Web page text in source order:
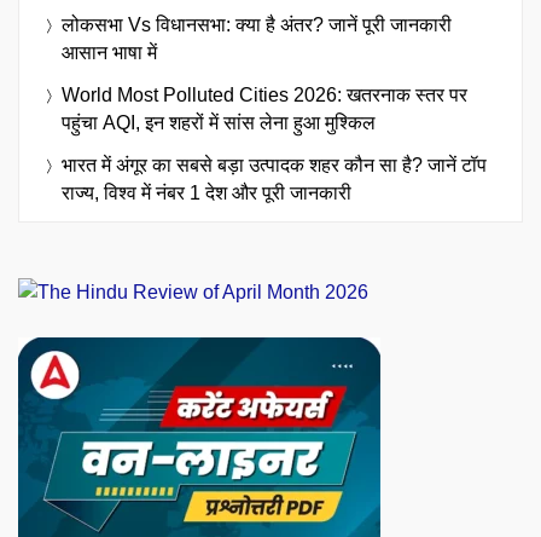
लोकसभा Vs विधानसभा: क्या है अंतर? जानें पूरी जानकारी
आसान भाषा में
World Most Polluted Cities 2026: खतरनाक स्तर पर
पहुंचा AQI, इन शहरों में सांस लेना हुआ मुश्किल
भारत में अंगूर का सबसे बड़ा उत्पादक शहर कौन सा है? जानें टॉप
राज्य, विश्व में नंबर 1 देश और पूरी जानकारी